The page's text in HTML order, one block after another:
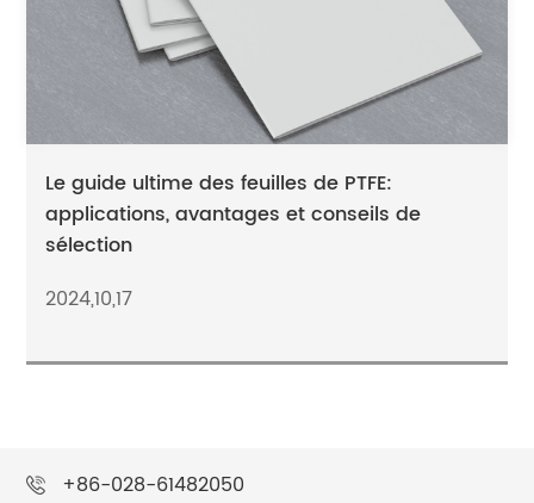
Le guide ultime des feuilles de PTFE:
applications, avantages et conseils de
sélection
2024,10,17
+86-028-61482050